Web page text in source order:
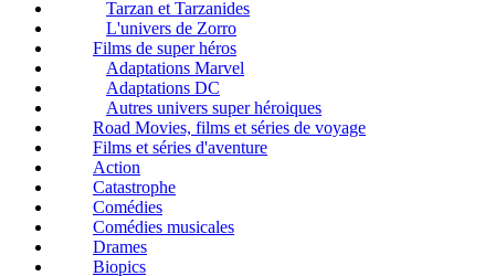
Tarzan et Tarzanides
L'univers de Zorro
Films de super héros
Adaptations Marvel
Adaptations DC
Autres univers super héroiques
Road Movies, films et séries de voyage
Films et séries d'aventure
Action
Catastrophe
Comédies
Comédies musicales
Drames
Biopics